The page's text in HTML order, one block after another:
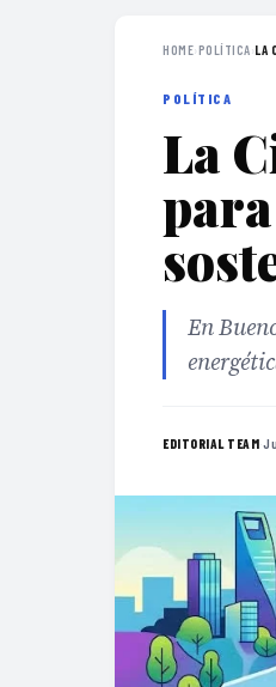
HOME›POLÍTICA›LA
POLÍTICA
La
En
EDITORIAL TEAM·